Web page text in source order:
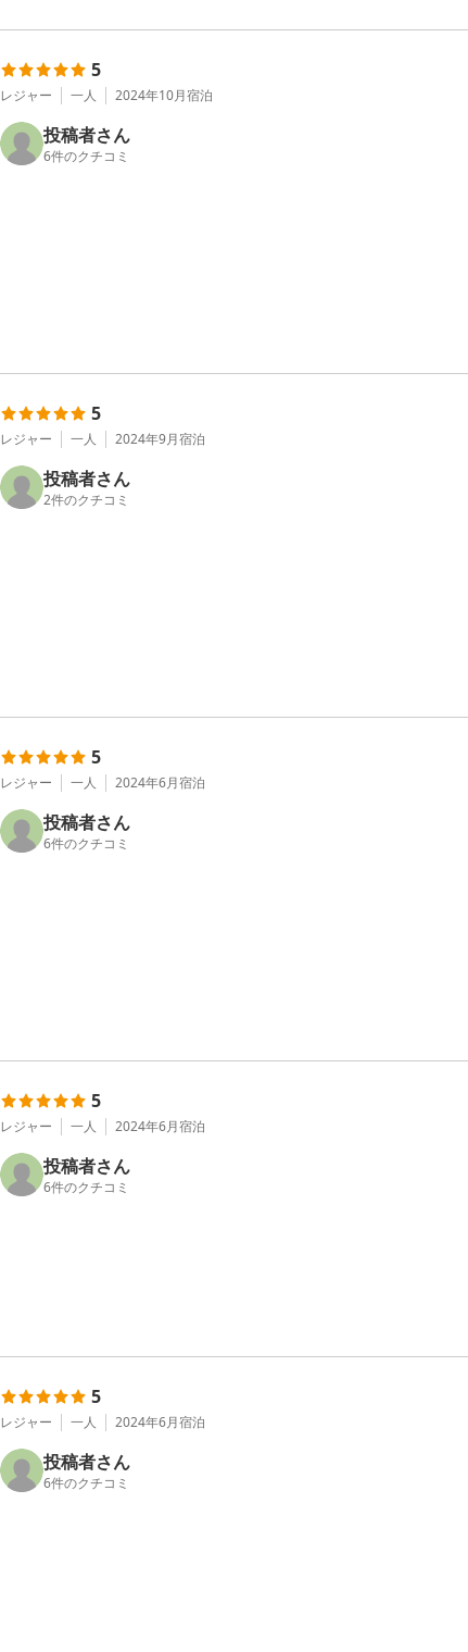
5
レジャー 一人 2024年10月宿泊
投稿者さん
6件のクチコミ
5
レジャー 一人 2024年9月宿泊
投稿者さん
2件のクチコミ
5
レジャー 一人 2024年6月宿泊
投稿者さん
6件のクチコミ
5
レジャー 一人 2024年6月宿泊
投稿者さん
6件のクチコミ
5
レジャー 一人 2024年6月宿泊
投稿者さん
6件のクチコミ